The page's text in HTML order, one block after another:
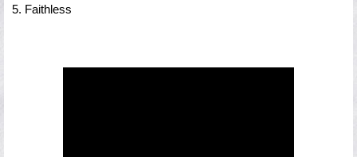
5. Faithless